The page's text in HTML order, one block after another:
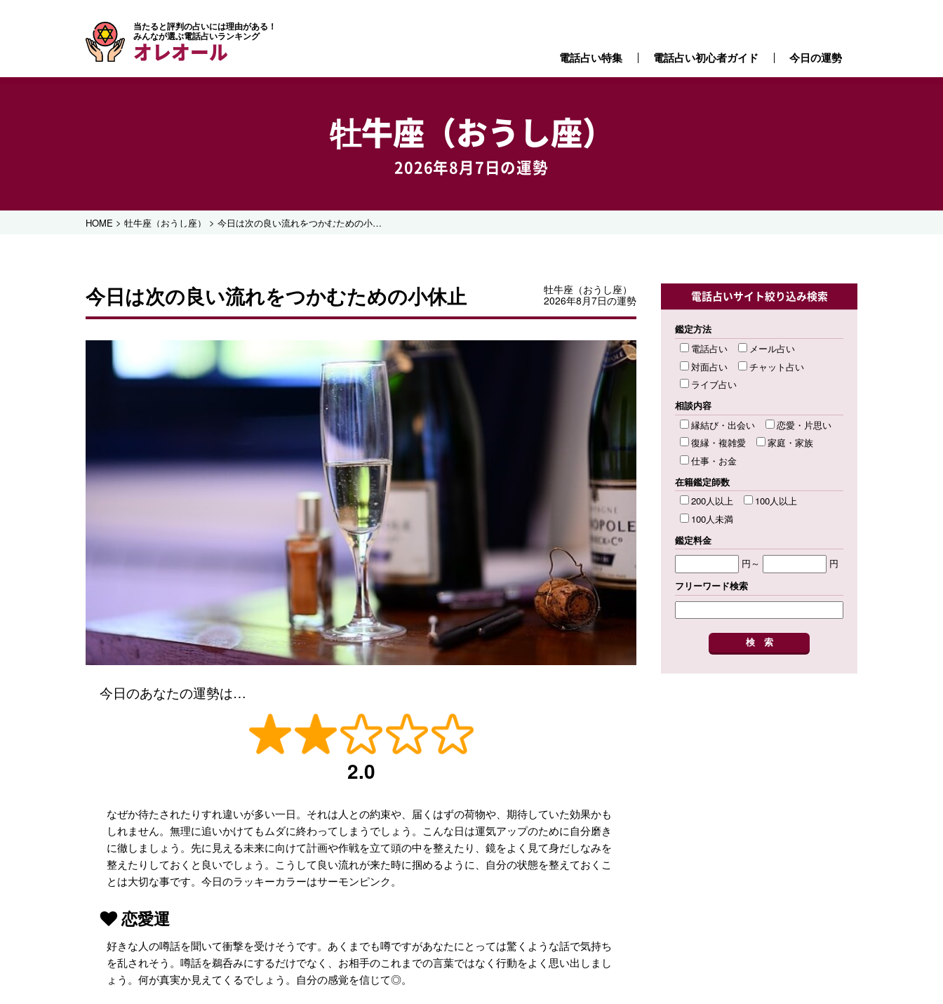
当たると評判の占いには理由がある！
みんなが選ぶ電話占いランキング
オレオール 電話占い特集 電話占い初心者ガイド 今日の運勢
牡牛座（おうし座）
2026年8月7日の運勢
HOME > 牡牛座（おうし座） > 今日は次の良い流れをつかむための小休止
今日は次の良い流れをつかむための小休止
牡牛座（おうし座）
2026年8月7日の運勢
今日のあなたの運勢は…
2.0
なぜか待たされたりすれ違いが多い一日。それは人との約束や、届くはずの荷物や、期待していた効果かも
しれません。無理に追いかけてもムダに終わってしまうでしょう。こんな日は運気アップのために自分磨き
に徹しましょう。先に見える未来に向けて計画や作戦を立て頭の中を整えたり、鏡をよく見て身だしなみを
整えたりしておくと良いでしょう。こうして良い流れが来た時に掴めるように、自分の状態を整えておくこ
とは大切な事です。今日のラッキーカラーはサーモンピンク。
恋愛運
好きな人の噂話を聞いて衝撃を受けそうです。あくまでも噂ですがあなたにとっては驚くような話で気持ち
を乱されそう。噂話を鵜呑みにするだけでなく、お相手のこれまでの言葉ではなく行動をよく思い出しまし
ょう。何が真実か見えてくるでしょう。自分の感覚を信じて◎。
電話占いサイト絞り込み検索
鑑定方法
電話占い
メール占い
対面占い
チャット占い
ライブ占い
相談内容
縁結び・出会い
恋愛・片思い
復縁・複雑愛
家庭・家族
仕事・お金
在籍鑑定師数
200人以上
100人以上
100人未満
鑑定料金
円～
円
フリーワード検索